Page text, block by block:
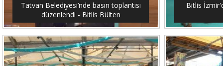
Tatvan Belediyesi’nde basın toplantısı
düzenlendi - Bitlis Bülten
Bitlis